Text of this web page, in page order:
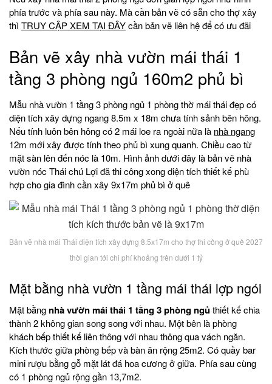
phía trước và phía sau này. Mà cần bản vẽ có sẵn cho thợ xây
thì TRUY CẬP XEM TẠI ĐÂYcần bản vẽ liên hệ để có ưu đãi
Bản vẽ xây nhà vườn mái thái 1
tầng 3 phòng ngủ 160m2 phủ bì
Mẫu nhà vườn 1 tầng 3 phòng ngủ 1 phòng thờ mái thái đẹp có
diện tích xây dựng ngang 8.5m x 18m chưa tính sảnh bên hông.
Nếu tính luôn bên hông có 2 mái loe ra ngoài nữa là nhà ngang
12m mới xây được tính theo phủ bì xung quanh. Chiều cao từ
mặt sàn lên đến nóc là 10m. Hình ảnh dưới đây là bản vẽ nhà
vườn nóc Thái chú Lợi đã thi công xong diện tích thiết kế phù
hợp cho gia đình cần xây 9x17m phủ bì ở quê
Bản vẽ nhà mái Thái diện tích xây dựng 8.5x17m cho thợ thi công ở quê 2027
thời gian tới chi phí khoảng trên dưới 1 tỷ
Mặt bằng nhà vườn 1 tầng mái thái lợp ngói
Mặt bằng nhà vườn mái thái 1 tầng 3 phòng ngủthiết kế chia
thành 2 không gian song song với nhau. Một bên là phòng
khách bếp thiết kế liên thông với nhau thông qua vách ngăn.
Kích thước giữa phòng bếp và bàn ăn rộng 25m2. Có quầy bar
mini rượu bằng gỗ mặt lát đá hoa cương ở giữa. Phía sau cùng
có 1 phòng ngủ rộng gần 13,7m2.